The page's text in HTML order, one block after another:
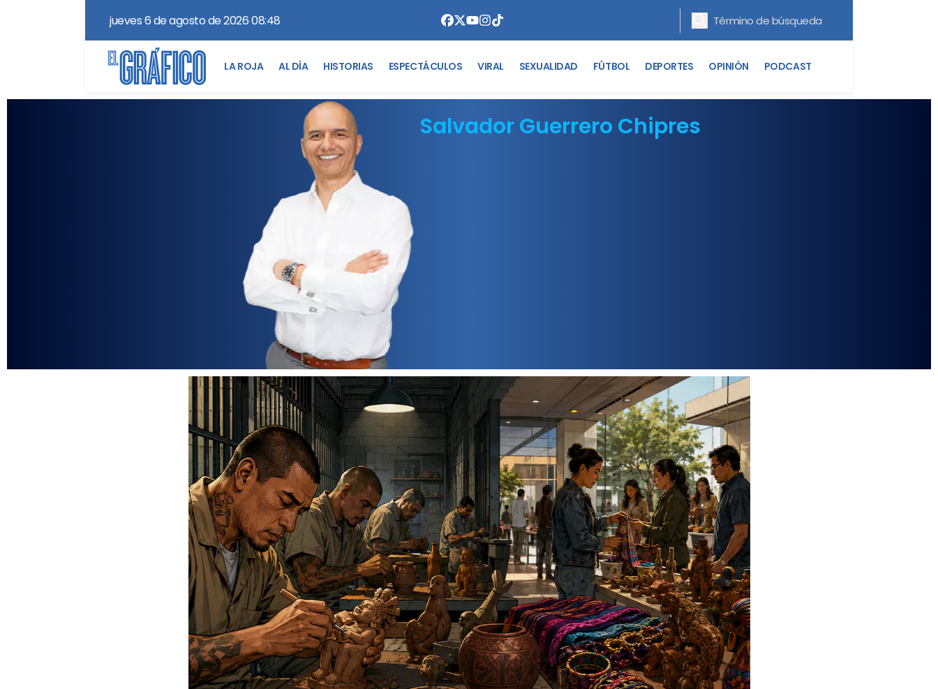
jueves 6 de agosto de 2026 08:48
LA ROJA AL DÍA HISTORIAS ESPECTÁCULOS VIRAL SEXUALIDAD FÚTBOL DEPORTES OPINIÓN PODCAST
Fotografía del autor :Salvador Guerrero Chipres
Salvador Guerrero Chipres